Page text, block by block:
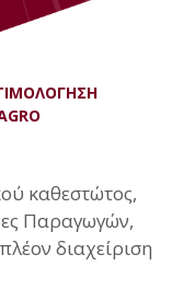
καθεστώτος,
Παραγωγών,
διαχείριση